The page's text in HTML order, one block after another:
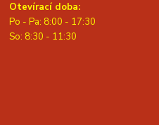
Otevírací doba:
Po - Pa: 8:00 - 17:30
So: 8:30 - 11:30